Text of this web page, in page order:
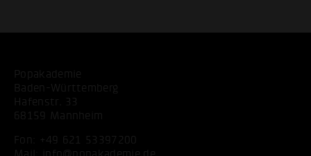
Popakademie
Baden-Württemberg
Hafenstr. 33
68159 Mannheim
Fon:
+49 621 53397200